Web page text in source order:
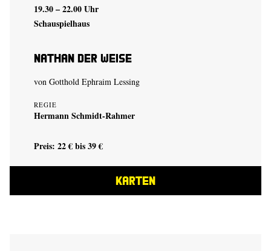
19.30 – 22.00 Uhr
Schauspielhaus
Nathan der Weise
von Gotthold Ephraim Lessing
REGIE
Hermann Schmidt-Rahmer
Preis: 22 € bis 39 €
KARTEN